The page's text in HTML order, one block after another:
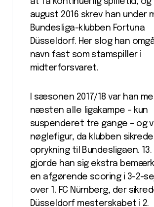
august 2016 skrev han under
Bundesliga-klubben Fortuna
Düsseldorf. Her slog han
navn fast som stamspiller i
midterforsvaret.
I sæsonen 2017/18 var han
næsten alle ligakampe – kun
suspenderet tre gange – og
nøglefigur, da klubben
oprykning til Bundesligaen. 13.
gjorde han sig ekstra
en afgørende scoring i 3-2-
over 1. FC Nürnberg, der
Düsseldorf mesterskabet i 2.